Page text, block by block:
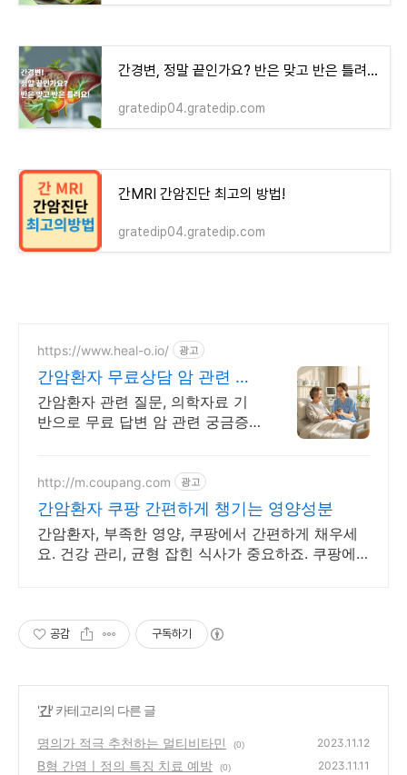
간경변, 정말 끝인가요? 반은 맞고 반은 틀려요!
gratedip04.gratedip.com
간MRI 간암진단 최고의 방법!
gratedip04.gratedip.com
https://www.heal-o.io/ 광고
간암환자 무료상담 암 관련 궁
금증은 힐오에서
간암환자 관련 질문, 의학자료 기
반으로 무료 답변 암 관련 궁금증
http://m.coupang.com 광고
간암환자 쿠팡 간편하게 챙기는 영양성분
간암환자, 부족한 영양, 쿠팡에서 간편하게 채우세
요. 건강 관리, 균형 잡힌 식사가 중요하죠. 쿠팡에
공감 구독하기
'간' 카테고리의 다른 글
명의가 적극 추천하는 멀티비타민 (0) 2023.11.12
B형 간염ㅣ정의 특징 치료 예방 (0) 2023.11.11